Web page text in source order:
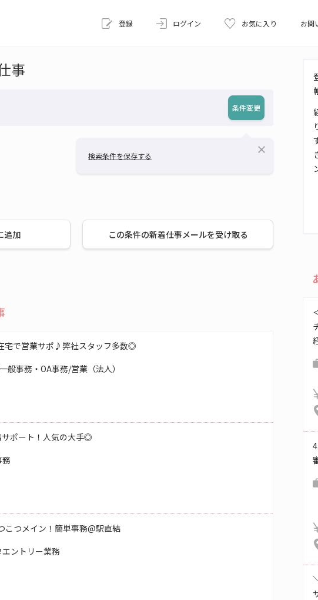
登録 ログイン お気に入り お問
事
条件変更
検索条件を保存する
close
追加 この条件の新着仕事メールを受け取る
宅で営業サポ♪弊社スタッフ多数◎
般事務・OA事務/営業（法人）
ポート！人気の大手◎
つメイン！簡単事務@駅直結
ントリー業務